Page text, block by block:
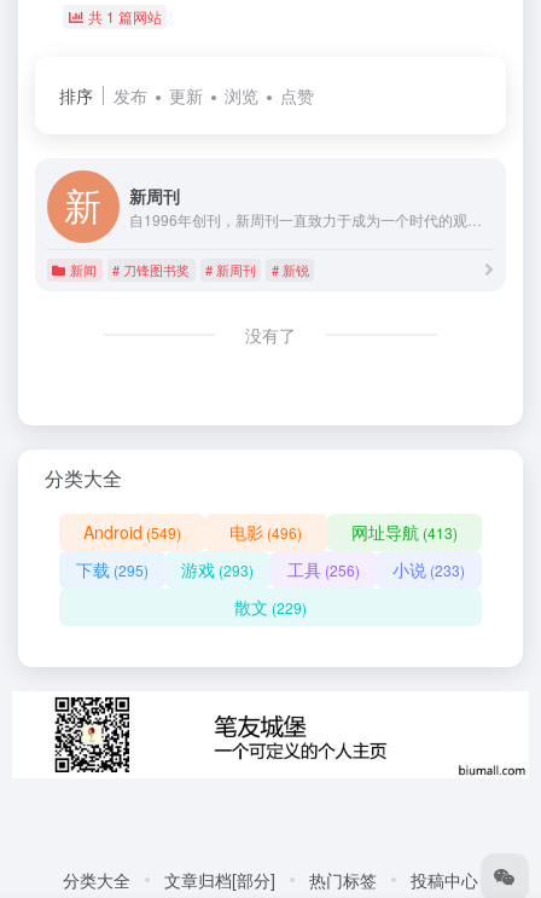
共 1 篇网站
排序 发布 更新 浏览 点赞
新周刊
新闻 # 刀锋图书奖 # 新周刊 # 新锐
没有了
分类大全
Android (549) 电影 (496) 网址导航 (413)
下载 (295) 游戏 (293) 工具(256) 小说 (233)
散文 (229)
分类大全 文章归档[部分] 热门标签 投稿中心